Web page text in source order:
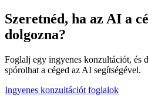
Szeretnéd, ha az AI a
dolgozna?
Foglalj egy ingyenes konzultációt, és
spórolhat a céged az AI segítségével.
Ingyenes konzultációt foglalok